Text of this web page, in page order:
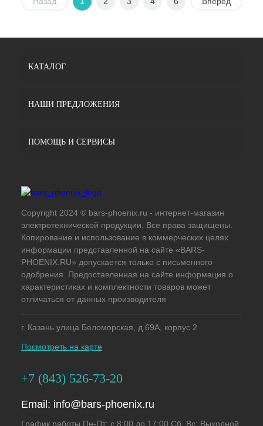
КАТАЛОГ
НАШИ ПРЕДЛОЖЕНИЯ
ПОМОЩЬ И СЕРВИСЫ
Copyright 2024 © bars-phoenix.ru - интернет-магазин
электротехнической продукции. Все права защищены.
Копирование и использование в коммерческих целях
информации представленной на сайте «BARS-
PHOENIX.RU» допускается только с письменного
одобрения. Предоставленная на сайте информация о
характеристиках и комплектности товаров может
отличаться от данных производителя
г. Казань улица Беломорская, д.69А, корпус 2
Посмотреть на карте
+7 (843) 526-73-20
Email: info@bars-phoenix.ru
График работы Пн-Пт: с 8:00 до 17:00 Сб, Вс: Выходной